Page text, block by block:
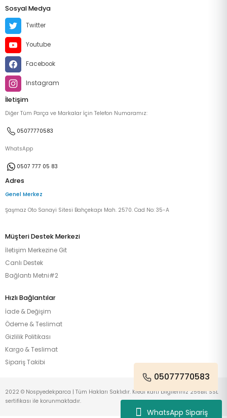
WhatsApp Sipariş
Sosyal Medya
Twitter
Youtube
Facebook
Instagram
İletişim
Diğer Tüm Parça ve Markalar İçin Telefon Numaramız:
05077770583
WhatsApp
0507 777 05 83
Adres
Genel Merkez
Şaşmaz Oto Sanayi Sitesi Bahçekapı Mah. 2570. Cad No: 35-A
Müşteri Destek Merkezi
İletişim Merkezine Git
Canlı Destek
Bağlantı Metni#2
Hızlı Bağlantılar
İade & Değişim
Ödeme & Teslimat
Gizlilik Politikası
Kargo & Teslimat
Sipariş Takibi
05077770583
2022 © Nospyedekparca | Tüm Hakları Saklıdır. Kredi kartı bilgileriniz 256Bit SSL
sertifikası ile korunmaktadır.